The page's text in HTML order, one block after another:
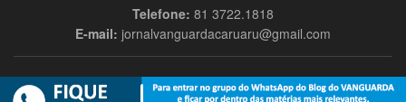
Telefone: 81 3722.1818
E-mail: jornalvanguardacaruaru@gmail.com
© 2019Blog do Vanguarda - Todos os direitos reservados Nômade